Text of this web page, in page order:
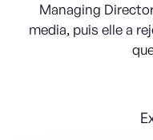
Managing
media, puis elle a